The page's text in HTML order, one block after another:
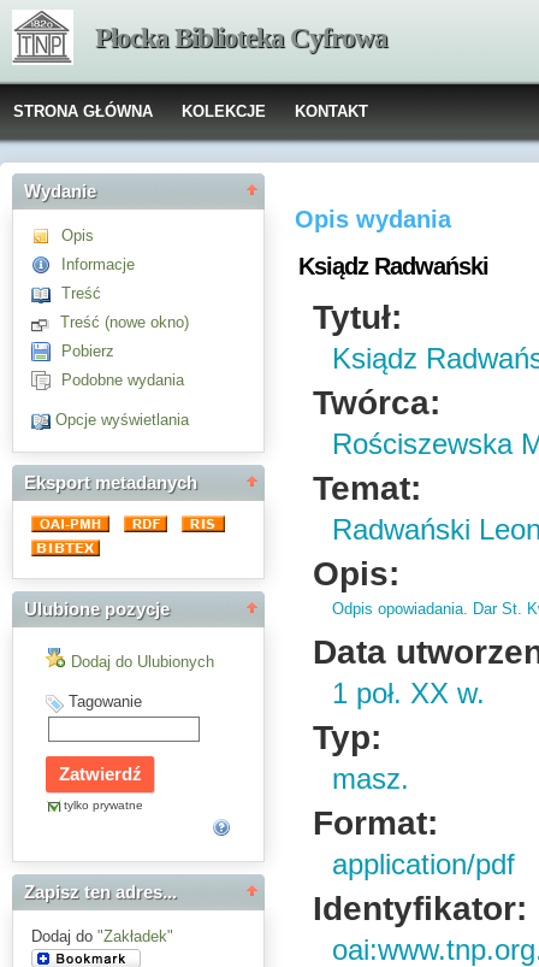
Płocka Biblioteka Cyfrowa
STRONA GŁÓWNA KOLEKCJE KONTAKT
Wydanie
Opis
Informacje
Treść
Treść (nowe okno)
Pobierz
Podobne wydania
Opcje wyświetlania
Eksport metadanych
Ulubione pozycje
Dodaj do Ulubionych
Tagowanie
tylko prywatne
Zapisz ten adres...
Dodaj do "Zakładek"
Opis wydania
Ksiądz Radwański
Tytuł:
Ksiądz
Twórca:
Rościszewska
Temat:
Radwański
Opis:
Odpis opowiadania. Dar St.
Data
1 poł. XX w.
Typ:
masz.
Format:
application/pdf
Identyfikator: